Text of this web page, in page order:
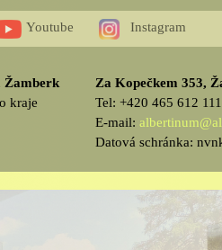
Youtube Instagram
Za Kopečkem 353,
Tel: +420 465 612 111
E-mail:
Datová schránka:
Žamberk
kraje